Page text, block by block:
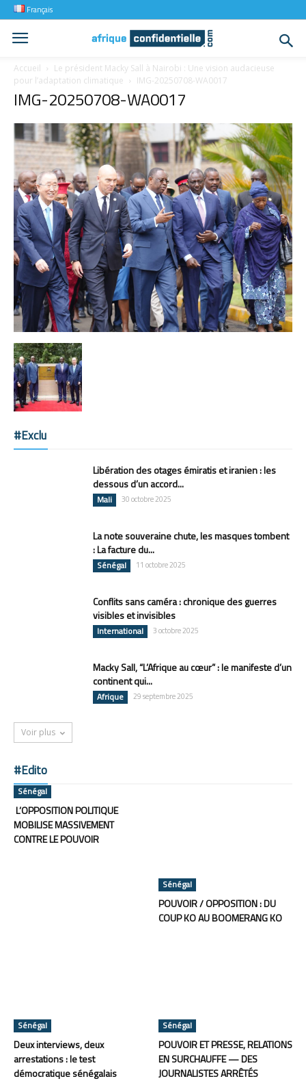
Français
Accueil
Le président Macky Sall à Nairobi : Une vision audacieuse
pour l’adaptation climatique
IMG-20250708-WA0017
IMG-20250708-WA0017
#Exclu
Libération des otages émiratis et iranien : les
dessous d’un accord...
Mali 30 octobre 2025
La note souveraine chute, les masques tombent
: La facture du...
Sénégal 11 octobre 2025
Conflits sans caméra : chronique des guerres
visibles et invisibles
International 3 octobre 2025
Macky Sall, “L’Afrique au cœur” : le manifeste d’un
continent qui...
Afrique 29 septembre 2025
Voir plus
#Edito
Sénégal
L’OPPOSITION POLITIQUE
MOBILISE MASSIVEMENT
CONTRE LE POUVOIR
Sénégal
POUVOIR / OPPOSITION : DU
COUP KO AU BOOMERANG KO
Sénégal
Deux interviews, deux
arrestations : le test
démocratique sénégalais
Sénégal
POUVOIR ET PRESSE, RELATIONS
EN SURCHAUFFE — DES
JOURNALISTES ARRÊTÉS